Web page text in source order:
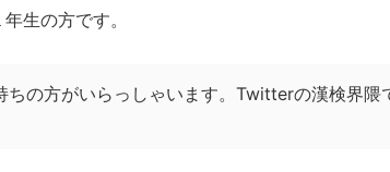
生の方です。
ちの方がいらっしゃいます。Twitterの漢検界隈